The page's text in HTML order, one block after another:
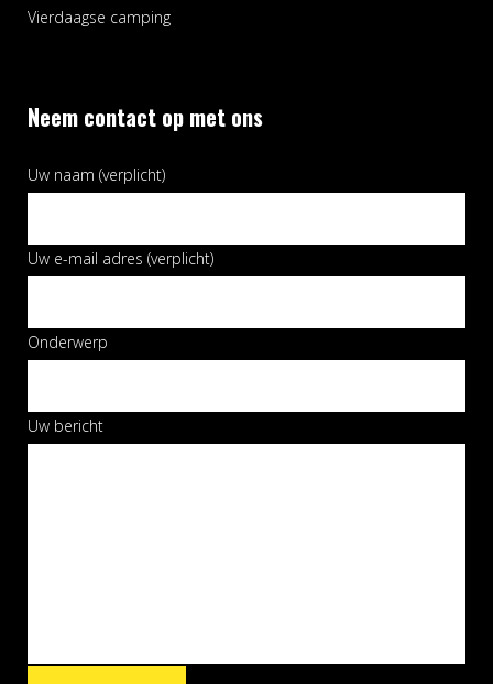
Vierdaagse camping
Neem contact op met ons
Uw naam (verplicht)
Uw e-mail adres (verplicht)
Onderwerp
Uw bericht